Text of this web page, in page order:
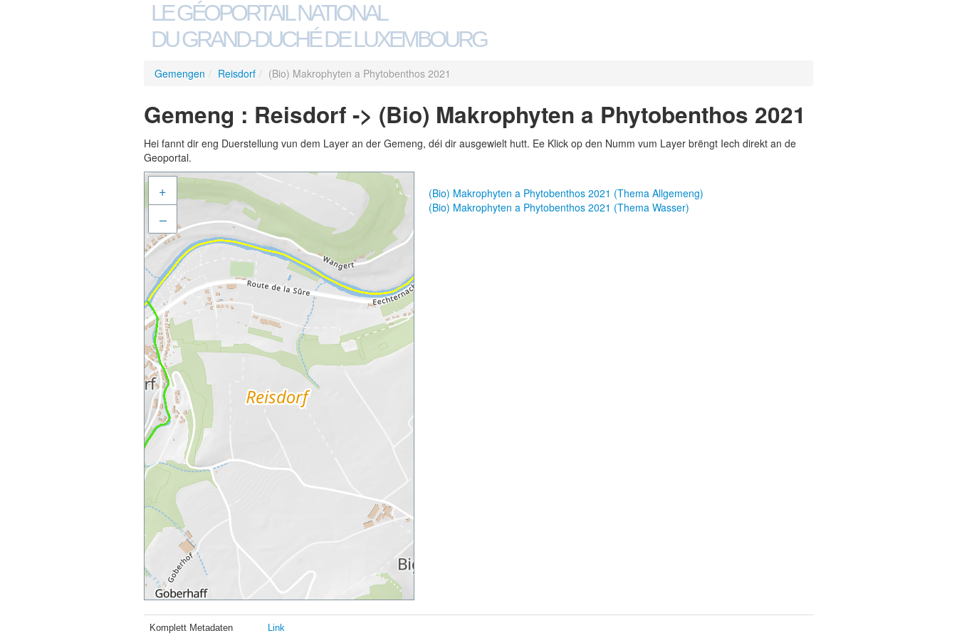
LE GÉOPORTAIL NATIONAL
DU GRAND-DUCHÉ DE LUXEMBOURG
Gemengen / Reisdorf / (Bio) Makrophyten a Phytobenthos 2021
Gemeng : Reisdorf -> (Bio) Makrophyten a Phytobenthos 2021
Hei fannt dir eng Duerstellung vun dem Layer an der Gemeng, déi dir ausgewielt hutt. Ee Klick op den Numm vum Layer brëngt Iech direkt an de
Geoportal.
+
–
(Bio) Makrophyten a Phytobenthos 2021 (Thema Allgemeng)
(Bio) Makrophyten a Phytobenthos 2021 (Thema Wasser)
Komplett Metadaten Link